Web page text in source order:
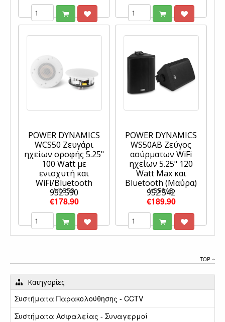
POWER DYNAMICS
WCS50 Ζευγάρι
ηχείων οροφής 5.25"
100 Watt με
ενισχυτή και
WiFi/Bluetooth
952.590
WCS50
€178.90
POWER DYNAMICS
WS50AB Ζεύγος
ασύρματων WiFi
ηχείων 5.25" 120
Watt Max και
Bluetooth (Μαύρα)
952.542
WS50AB
€189.90
TOP
Κατηγορίες
Συστήματα Παρακολούθησης - CCTV
Συστήματα Ασφαλείας - Συναγερμοί